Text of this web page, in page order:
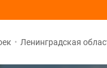
• Ленинградская